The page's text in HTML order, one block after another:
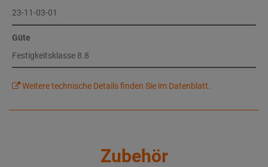
23-11-03-01
Güte
Festigkeitsklasse 8.8
Weitere technische Details finden Sie im Datenblatt.
Zubehör